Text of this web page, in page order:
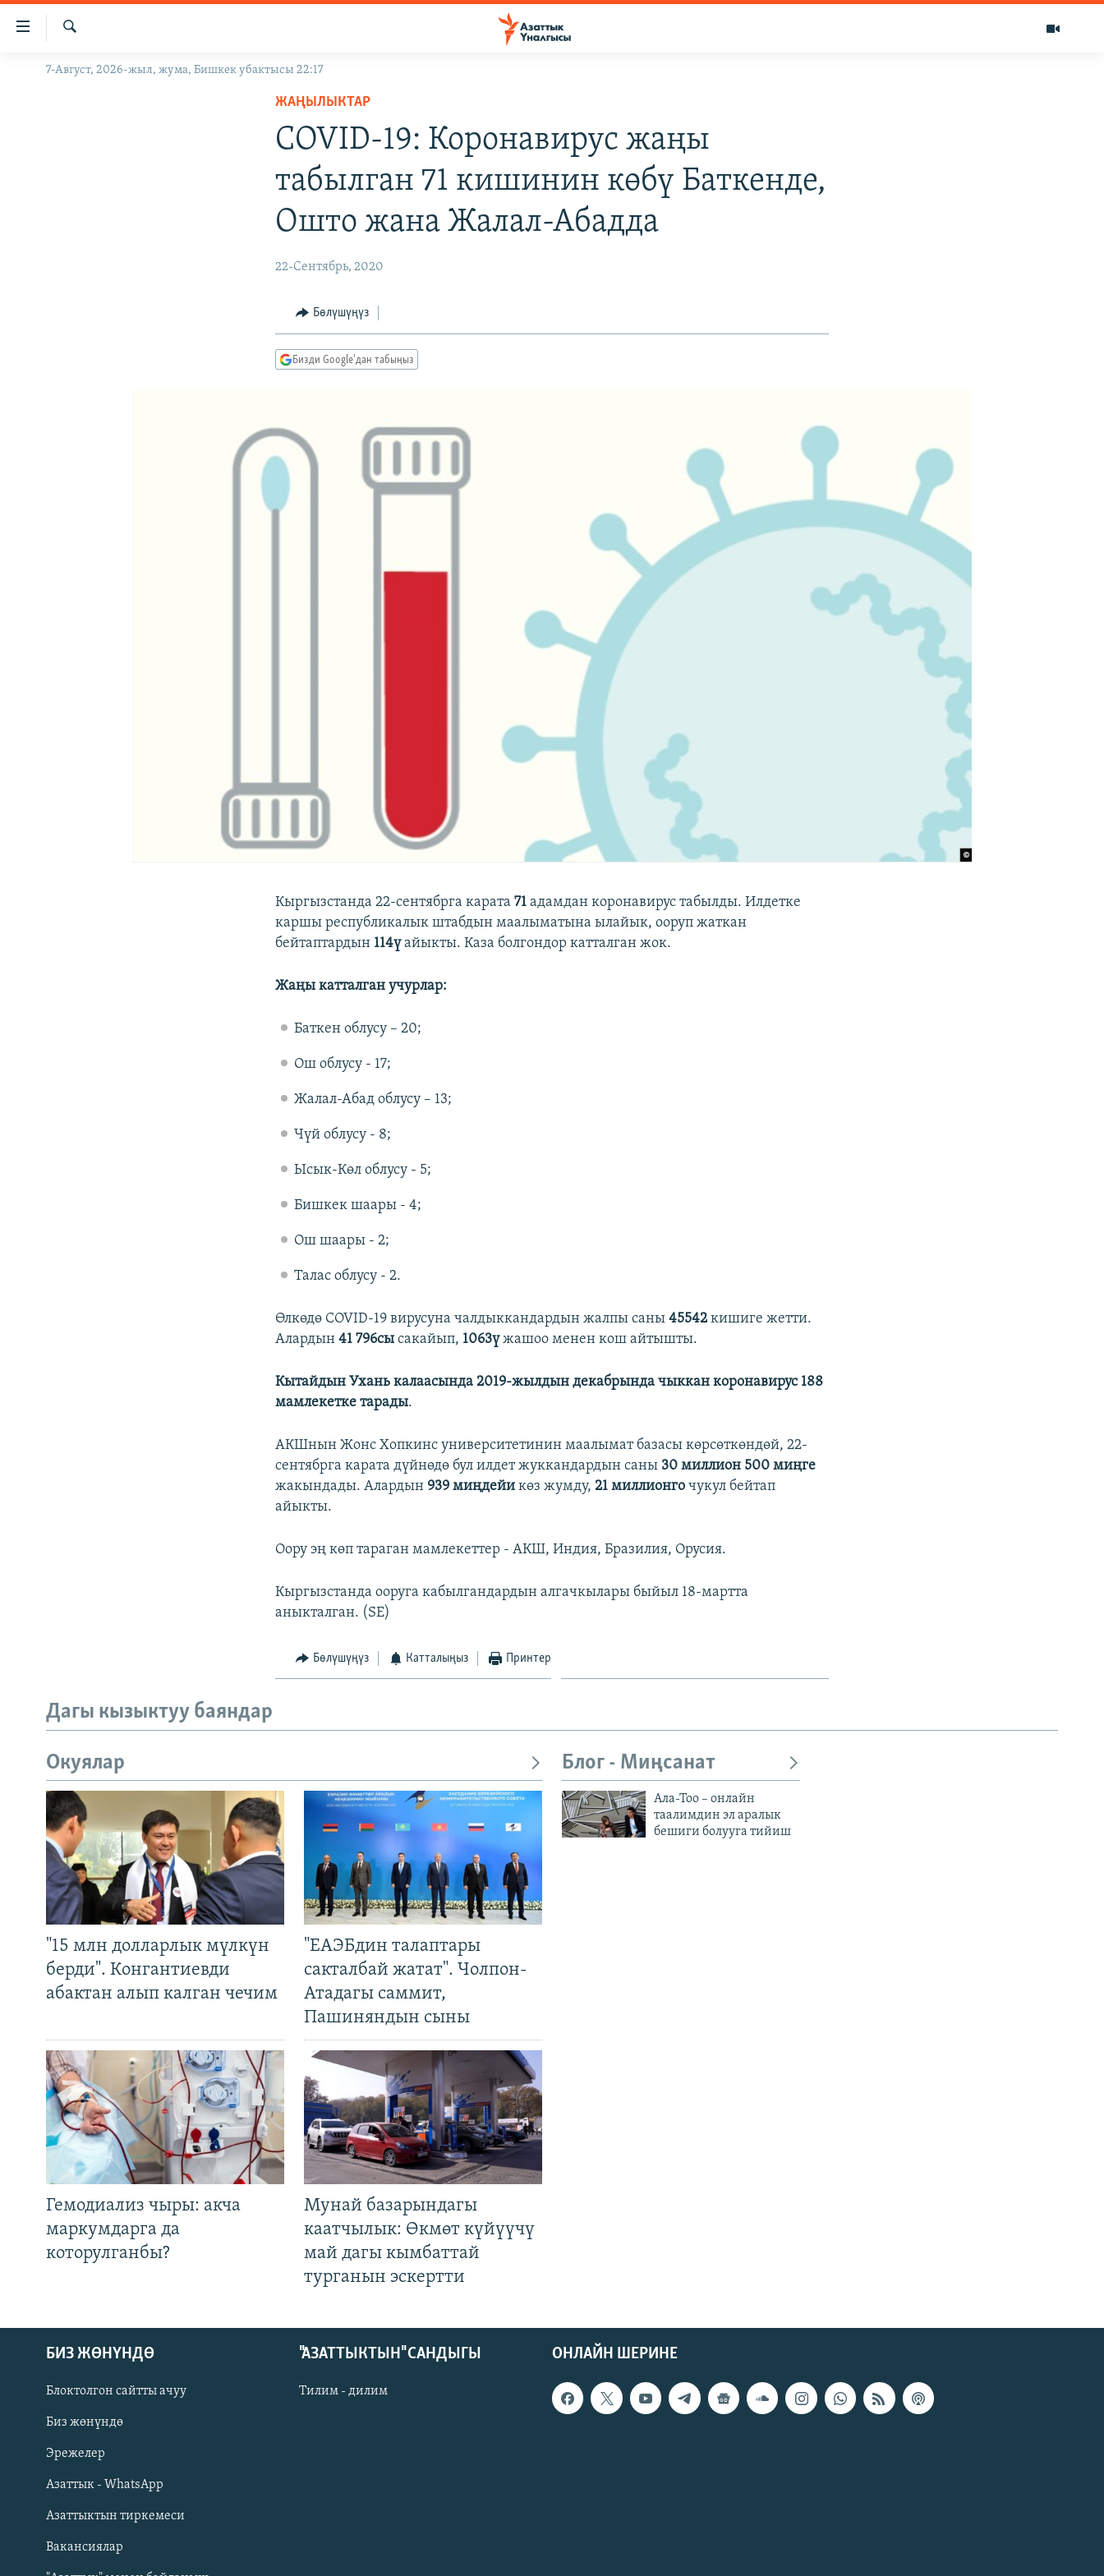
Линктер
Мазмунга
Навигацияга
ЖАҢЫЛЫКТАР
Русский
ОНЛАЙН ШЕРИНЕ
Издөө
7-Август, 2026-жыл, жума, Бишкек убактысы 22:17
ЖАҢЫЛЫКТАР
COVID-19: Коронавирус жаңы
табылган 71 кишинин көбү Баткенде,
Ошто жана Жалал-Абадда
22-Сентябрь, 2020
Бөлүшүңүз
Бизди Google'дан табыңыз
Кыргызстанда 22-сентябрга карата71 адамдан коронавирус табылды. Илдетке
каршы республикалык штабдын маалыматына ылайык, ооруп жаткан
бейтаптардын 114үайыкты. Каза болгондор катталган жок.
Жаңы катталган учурлар:
Баткен облусу – 20;
Ош облусу - 17;
Жалал-Абад облусу – 13;
Чүй облусу - 8;
Ысык-Көл облусу - 5;
Бишкек шаары - 4;
Ош шаары - 2;
Талас облусу - 2.
Өлкөдө COVID-19 вирусуна чалдыккандардын жалпы саны45542​кишиге жетти.
Алардын41 796сысакайып, 1063үжашоо менен кош айтышты.
Кытайдын Ухань калаасында 2019-жылдын декабрында чыккан коронавирус 188
мамлекетке тарады.
АКШнын Жонс Хопкинс университетинин маалымат базасы көрсөткөндөй, 22-
сентябрга карата дүйнөдө бул илдет жуккандардын саны 30 миллион 500 миңге
жакындады. Алардын 939 миңдейи көз жумду,21 миллионгочукул бейтап
айыкты.
Оору эң көп тараган мамлекеттер - АКШ, Индия, Бразилия, Орусия.
Кыргызстанда ооруга кабылгандардын алгачкылары быйыл 18-мартта
аныкталган. (SE)
Бөлүшүңүз Катталыңыз Принтер
Дагы кызыктуу баяндар
Окуялар
"15 млн долларлык мүлкүн
берди". Конгантиевди
абактан алып калган чечим
"ЕАЭБдин талаптары
сакталбай жатат". Чолпон-
Атадагы саммит,
Пашиняндын сыны
Гемодиализ чыры: акча
маркумдарга да
которулганбы?
Мунай базарындагы
каатчылык: Өкмөт күйүүчү
май дагы кымбаттай
турганын эскертти
Блог - Миңсанат
Ала-Тоо – онлайн
таалимдин эл аралык
бешиги болууга тийиш
ОНЛАЙН ШЕРИНЕ
БИЗ ЖӨНҮНДӨ
Блоктолгон сайтты ачуу
Биз жөнүндө
Эрежелер
Азаттык - WhatsApp
Азаттыктын тиркемеси
Вакансиялар
"АЗАТТЫКТЫН" САНДЫГЫ
Тилим - дилим